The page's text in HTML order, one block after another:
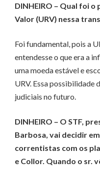
DINHEIRO – Qual foi o
Valor (URV) nessa
Foi fundamental, pois a
entendesse o que era a
uma moeda estável e
URV. Essa possibilidade
judiciais no futuro.
DINHEIRO – O STF,
Barbosa, vai decidir
correntistas com os
e Collor. Quando o sr.